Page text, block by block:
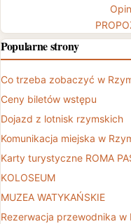
Popularne strony
Co trzeba zobaczyć w
Ceny biletów wstępu
Dojazd z lotnisk rzymskich
Komunikacja miejska w
Karty turystyczne ROMA
KOLOSEUM
MUZEA WATYKAŃSKIE
Rezerwacja przewodnika w